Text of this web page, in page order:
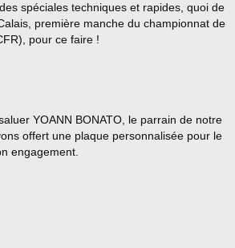
spéciales techniques et rapides, quoi de
première manche du championnat de
pour ce faire !
YOANN BONATO, le parrain de notre
offert une plaque personnalisée pour le
engagement.